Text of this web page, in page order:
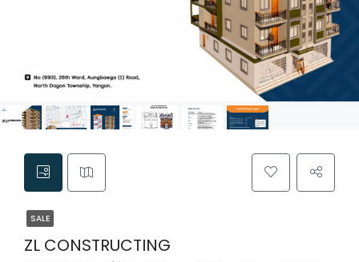
SALE
ZL CONSTRUCTING